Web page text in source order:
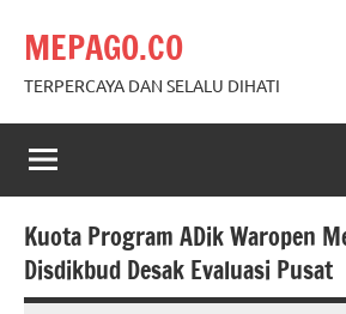
content
MEPAGO.CO
TERPERCAYA DAN SELALU DIHATI
Kuota Program ADik Waropen
Disdikbud Desak Evaluasi Pusat